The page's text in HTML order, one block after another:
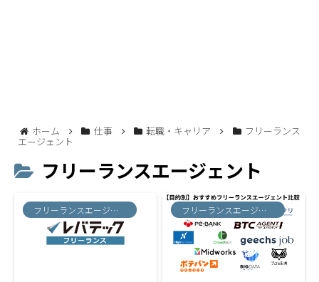
ホーム 仕事 転職・キャリア フリーランス
エージェント
フリーランスエージェント
フリーランスエージェント フリーランスエージェント